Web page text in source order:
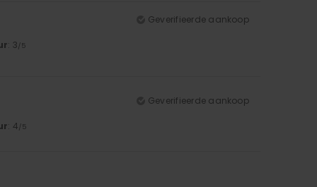
Geverifieerde aankoop
: 3/5
Geverifieerde aankoop
: 4/5